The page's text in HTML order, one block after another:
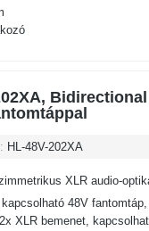
HL-48V-202XA
XLR audio-
48V
XLR bemenet,